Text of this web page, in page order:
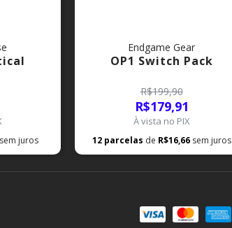
sem juros
Endgame Gear
OP1 Switch Pack
R$199,90
R$179,91
À vista no PIX
12 parcelas de R$16,66 sem juros